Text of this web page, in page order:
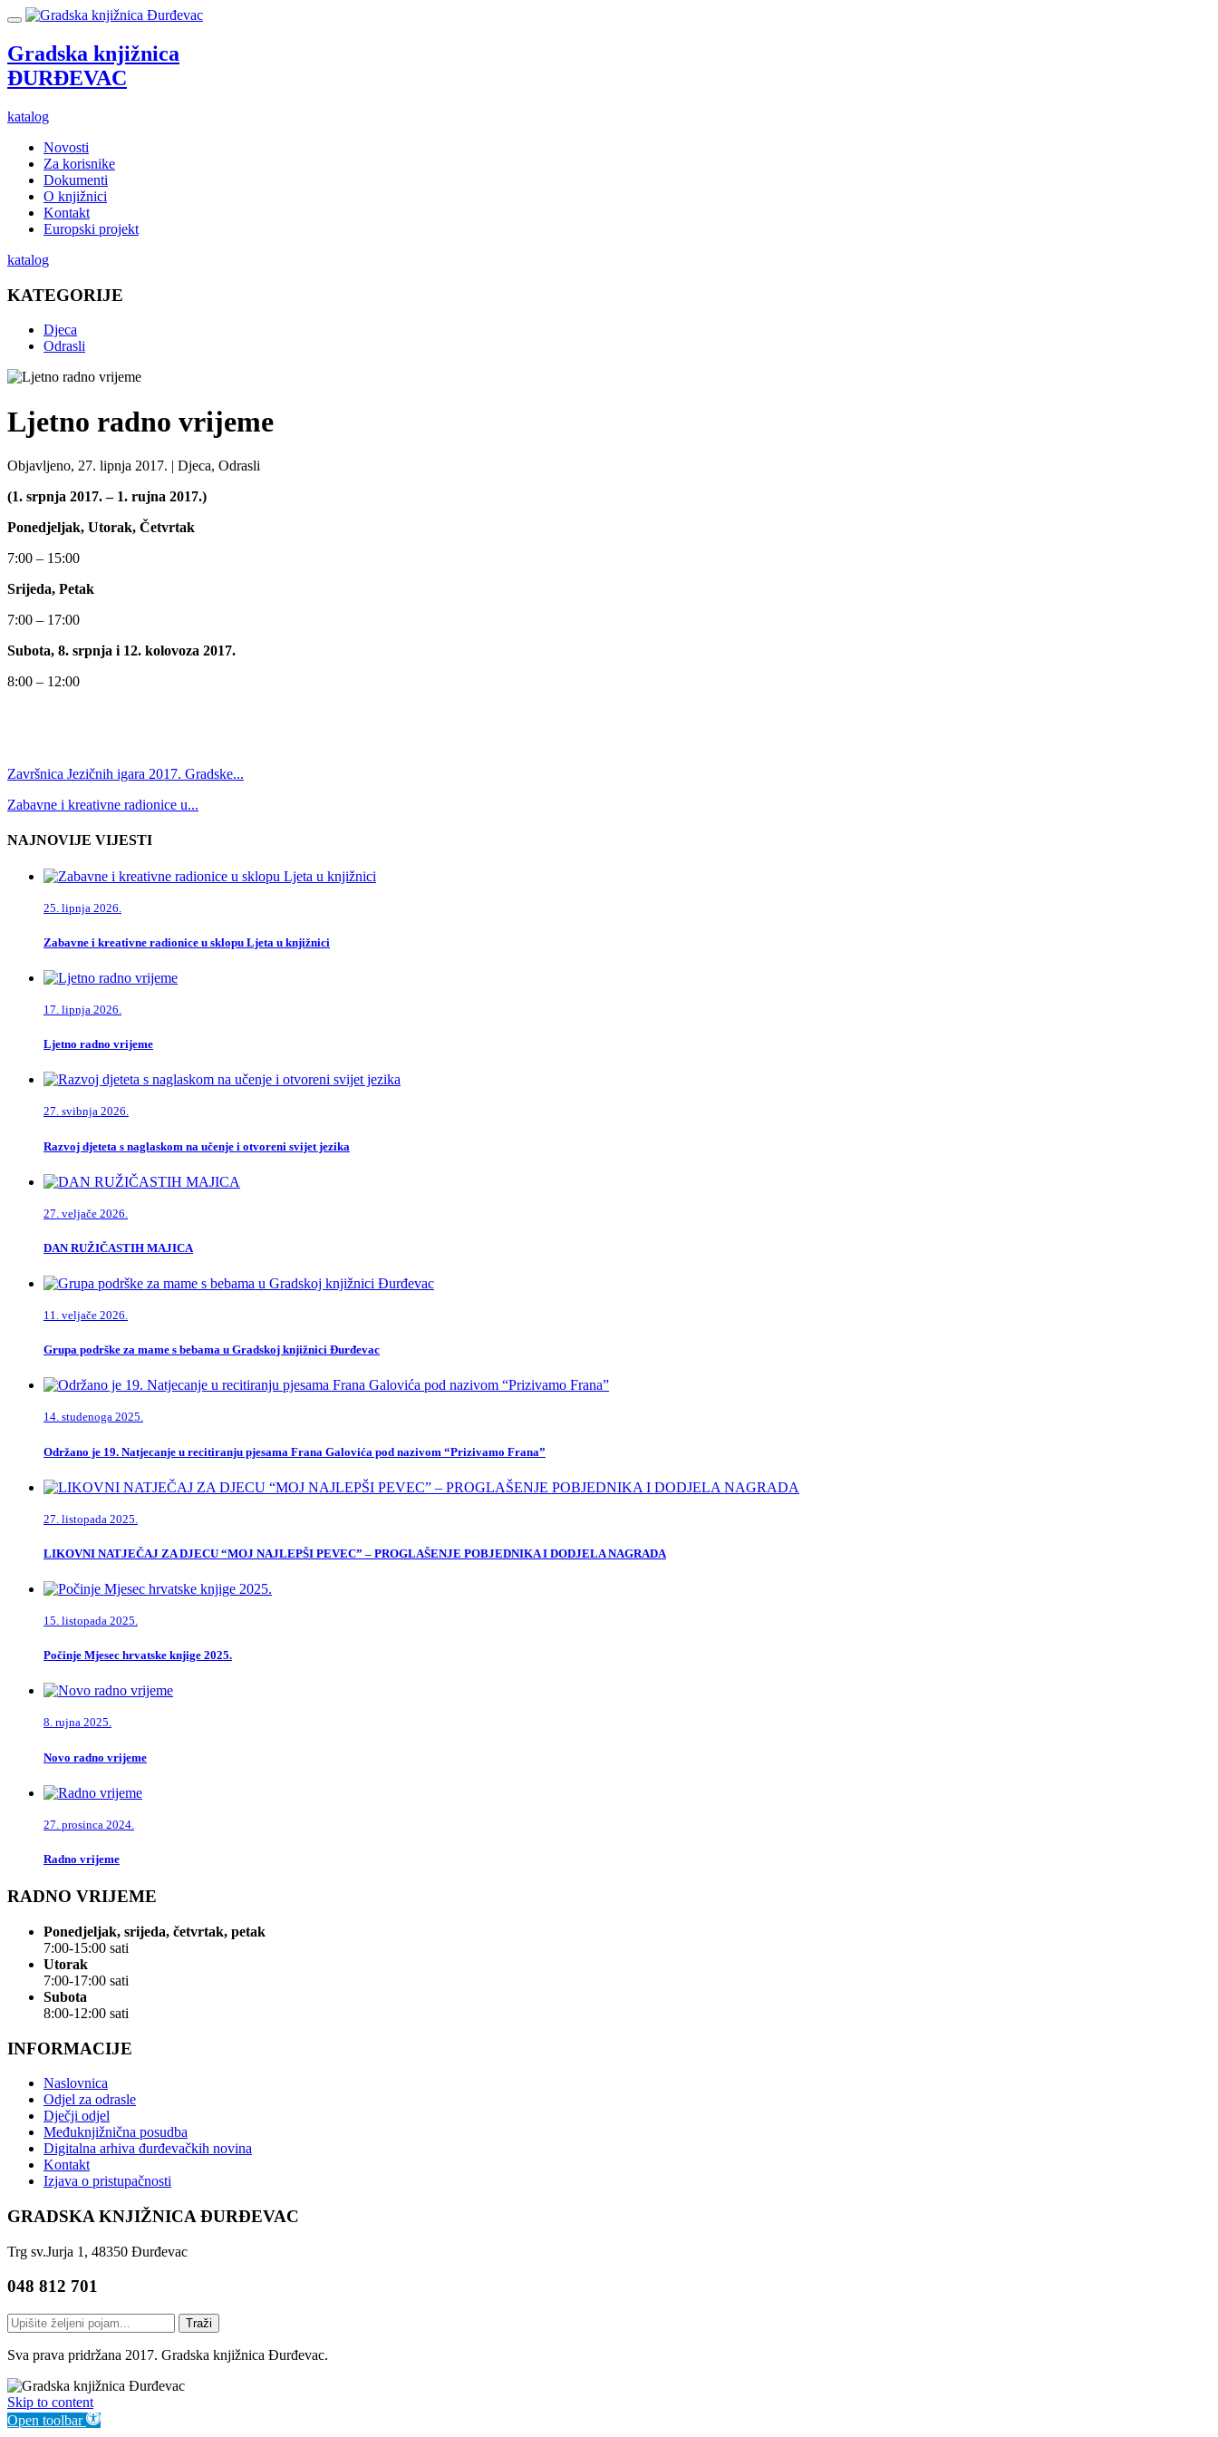
Gradska knjižnica
ĐURĐEVAC
katalog
Novosti
Za korisnike
Dokumenti
O knjižnici
Kontakt
Europski projekt
katalog
KATEGORIJE
Djeca
Odrasli
Ljetno radno vrijeme
Objavljeno, 27. lipnja 2017. | Djeca, Odrasli
(1. srpnja 2017. – 1. rujna 2017.)
Ponedjeljak, Utorak, Četvrtak
7:00 – 15:00
Srijeda, Petak
7:00 – 17:00
Subota, 8. srpnja i 12. kolovoza 2017.
8:00 – 12:00
Završnica Jezičnih igara 2017. Gradske...
Zabavne i kreativne radionice u...
NAJNOVIJE VIJESTI
25. lipnja 2026.
Zabavne i kreativne radionice u sklopu Ljeta u knjižnici
17. lipnja 2026.
Ljetno radno vrijeme
27. svibnja 2026.
Razvoj djeteta s naglaskom na učenje i otvoreni svijet jezika
27. veljače 2026.
DAN RUŽIČASTIH MAJICA
11. veljače 2026.
Grupa podrške za mame s bebama u Gradskoj knjižnici Đurđevac
14. studenoga 2025.
Održano je 19. Natjecanje u recitiranju pjesama Frana Galovića pod nazivom “Prizivamo Frana”
27. listopada 2025.
LIKOVNI NATJEČAJ ZA DJECU “MOJ NAJLEPŠI PEVEC” – PROGLAŠENJE POBJEDNIKA I DODJELA NAGRADA
15. listopada 2025.
Počinje Mjesec hrvatske knjige 2025.
8. rujna 2025.
Novo radno vrijeme
27. prosinca 2024.
Radno vrijeme
RADNO VRIJEME
Ponedjeljak, srijeda, četvrtak, petak
7:00-15:00 sati
Utorak
7:00-17:00 sati
Subota
8:00-12:00 sati
INFORMACIJE
Naslovnica
Odjel za odrasle
Dječji odjel
Međuknjižnična posudba
Digitalna arhiva đurđevačkih novina
Kontakt
Izjava o pristupačnosti
GRADSKA KNJIŽNICA ĐURĐEVAC
Trg sv.Jurja 1, 48350 Đurđevac
048 812 701
Traži
Sva prava pridržana 2017. Gradska knjižnica Đurđevac.
Skip to content
Open toolbar